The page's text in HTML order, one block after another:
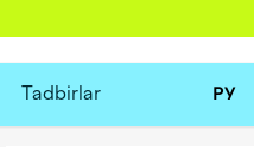
Tadbirlar РУ